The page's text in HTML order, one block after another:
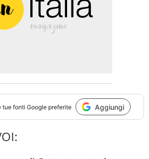
tue fonti Google preferite Aggiungi